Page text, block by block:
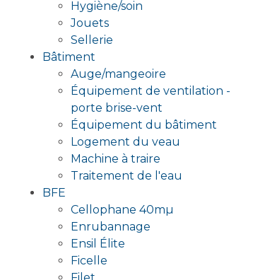
Hygiène/soin
Jouets
Sellerie
Bâtiment
Auge/mangeoire
Équipement de ventilation -
porte brise-vent
Équipement du bâtiment
Logement du veau
Machine à traire
Traitement de l'eau
BFE
Cellophane 40mµ
Enrubannage
Ensil Élite
Ficelle